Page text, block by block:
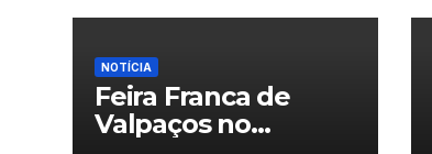
NOTÍCIA
Feira Franca de
Valpaços no